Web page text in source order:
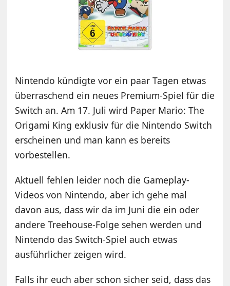
Nintendo kündigte vor ein paar Tagen etwas
überraschend ein neues Premium-Spiel für die
Switch an. Am 17. Juli wird Paper Mario: The
Origami King exklusiv für die Nintendo Switch
erscheinen und man kann es bereits
vorbestellen.
Aktuell fehlen leider noch die Gameplay-
Videos von Nintendo, aber ich gehe mal
davon aus, dass wir da im Juni die ein oder
andere Treehouse-Folge sehen werden und
Nintendo das Switch-Spiel auch etwas
ausführlicher zeigen wird.
Falls ihr euch aber schon sicher seid, dass das